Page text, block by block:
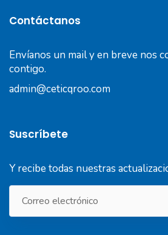
Contáctanos
Envíanos un mail y en breve nos
contigo.
admin@ceticqroo.com
Suscríbete
Y recibe todas nuestras